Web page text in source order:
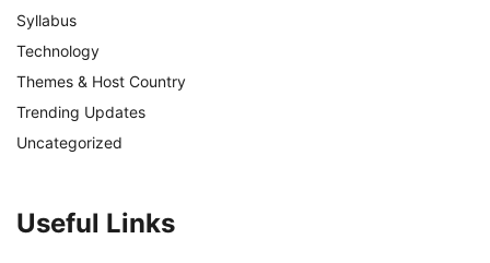
Syllabus
Technology
Themes & Host Country
Trending Updates
Uncategorized
Useful Links